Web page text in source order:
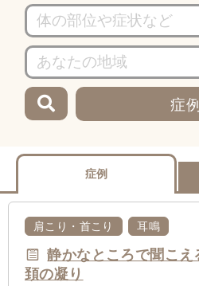
症
症例
肩こり・首こり 耳鳴
静かなところで聞こ
頚の凝り